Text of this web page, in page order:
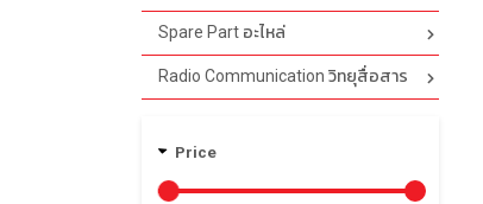
Spare Part อะไหล่
Radio Communication วิทยุสื่อสาร
Price